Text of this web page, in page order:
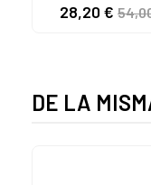
NEGRO
28,20 €
DE LA